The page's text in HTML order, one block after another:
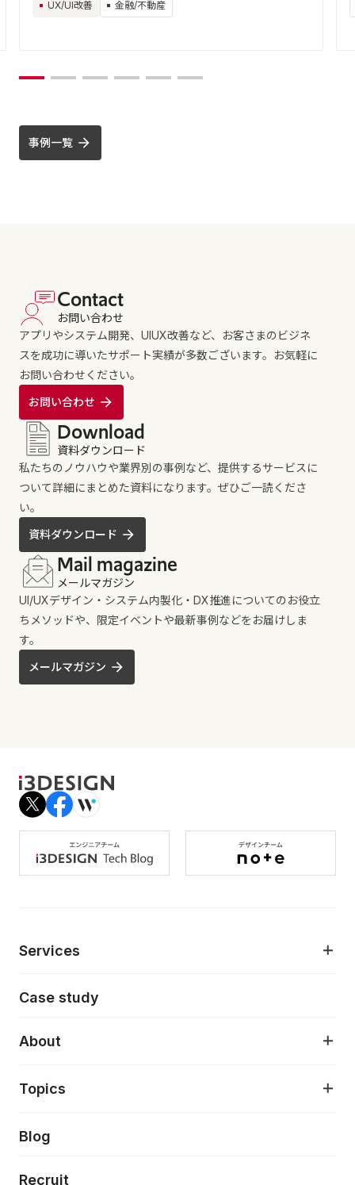
UX/UI改善 金融/不動産
事例一覧
Contact
お問い合わせ
アプリやシステム開発、UIUX改善など、お客さまのビジネ
スを成功に導いたサポート実績が多数ございます。お気軽に
お問い合わせください。
お問い合わせ
Download
資料ダウンロード
私たちのノウハウや業界別の事例など、提供するサービスに
ついて詳細にまとめた資料になります。ぜひご一読くださ
い。
資料ダウンロード
Mail magazine
メールマガジン
UI/UXデザイン・システム内製化・DX推進についてのお役立
ちメソッドや、限定イベントや最新事例などをお届けしま
す。
メールマガジン
Services
AI駆動開発支援
モダナイゼーション
特徴量エンジニアリングと生成AI
Case study
About
About
Topics
Press release
News
Blog
Recruit